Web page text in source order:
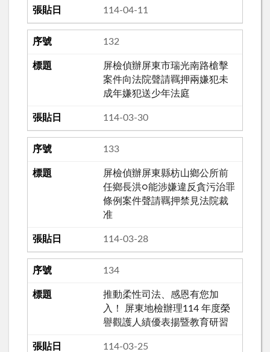
114-04-11
132
屏檢偵辦屏東市瑞光南路槍擊
案件向法院聲請羈押兩嫌犯未
成年嫌犯送少年法庭
114-03-30
133
屏檢偵辦屏東縣枋山鄉公所前
任鄉長洪○能涉嫌違反貪污治罪
條例案件聲請羈押禁見法院裁
准
114-03-28
134
推動柔性司法、感恩有您加
入！ 屏東地檢辦理114 年度榮
譽觀護人績優表揚暨教育研習
114-03-25